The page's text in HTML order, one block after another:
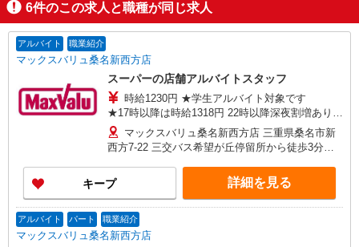
6件のこの求人と職種が同じ求人
アルバイト 職業紹介
マックスバリュ桑名新西方店
スーパーの店舗アルバイトスタッフ
時給1230円 ★学生アルバイト対象です
★17時以降は時給1318円 22時以降深夜割増あり
日曜祝日加給はありません 【契約期間】 試用期
間3カ月後、6カ月ごと更新 ※試用期間中も条件は
同じです
マックスバリュ桑名新西方店 三重県桑名市新
西方7-22 三交バス希望が丘停留所から徒歩3分※
キープ 詳細を見る
アルバイト パート 職業紹介
マックスバリュ桑名新西方店